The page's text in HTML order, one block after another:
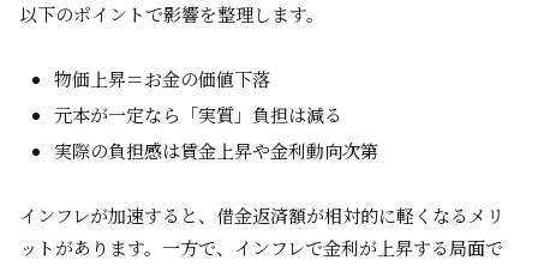
以下のポイントで影響を整理します。
物価上昇＝お金の価値下落
元本が一定なら「実質」負担は減る
実際の負担感は賃金上昇や金利動向次第
インフレが加速すると、借金返済額が相対的に軽くなるメリ
ットがあります。一方で、インフレで金利が上昇する局面で